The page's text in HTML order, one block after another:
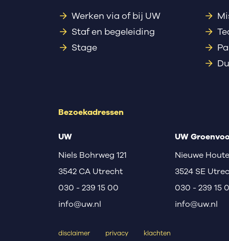
Werken via of bij UW
Staf en begeleiding
Stage
Bezoekadressen
UW
Niels Bohrweg 121
3542 CA Utrecht
030 - 239 15 00
info@uw.nl
UW
Nieuwe
3524 SE
030 - 239 15
info@uw.nl
disclaimer privacy klachten